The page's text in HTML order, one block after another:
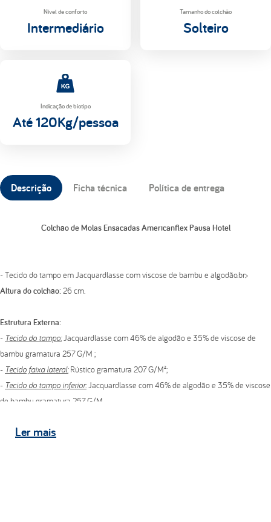
Nível de conforto
Intermediário
Tamanho do colchão
Solteiro
Indicação de biotipo
Até 120Kg/pessoa
Descrição Ficha técnica Política de entrega
Colchão de Molas Ensacadas Americanflex Pausa Hotel
- Tecido do tampo em Jacquardlasse com viscose de bambu e algodão.br>
Altura do colchão:26 cm.
Estrutura Externa:
- Tecido do tampo:Jacquardlasse com 46% de algodão e 35% de viscose de
bambu gramatura 257 G/M ;
- Tecido faixa lateral:Rústico gramatura 207 G/M²;
- Tecido do tampo inferior:Jacquardlasse com 46% de algodão e 35% de viscose
de bambu gramatura 257 G/M.
TampoLermais